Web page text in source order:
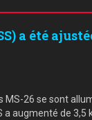
a été
26 se sont
de 3,5